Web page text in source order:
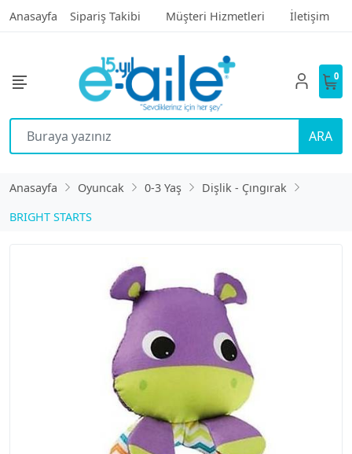
Anasayfa Sipariş Takibi Müşteri Hizmetleri İletişim
ARA
0
Anasayfa Oyuncak 0-3 Yaş
Dişlik - Çıngırak
BRIGHT STARTS